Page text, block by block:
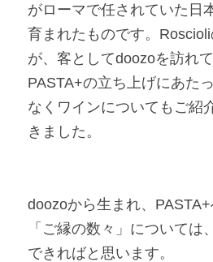
がローマで任されていた日
育まれたものです。
が、客としてdoozoを訪れて
PASTA+の立ち上げにあた
なくワインについてもご紹
きました。
doozoから生まれ、
「ご縁の数々」については
できればと思います。